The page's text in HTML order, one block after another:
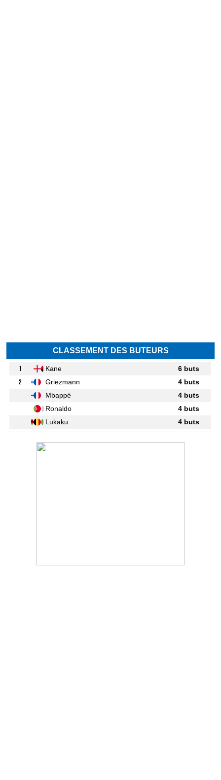
CLASSEMENT DES BUTEURS
1 Kane
6 buts
2
Griezmann
4 buts
Mbappé
4 buts
Ronaldo
4 buts
Lukaku
4 buts